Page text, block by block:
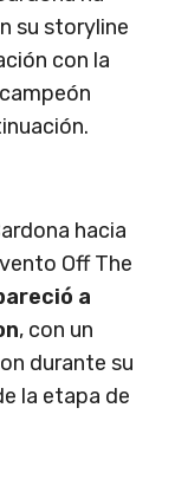
su storyline
con la
hacia
Off The
a
, con un
durante su
la etapa de